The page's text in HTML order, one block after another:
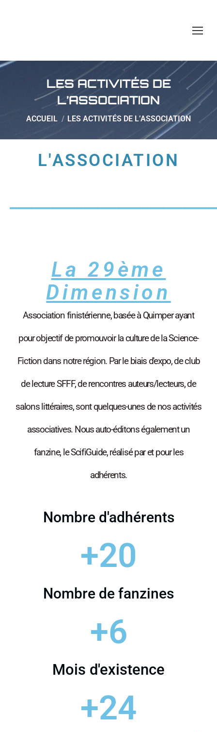
LES ACTIVITÉS DE
L’ASSOCIATION
Vous êtes ici :
ACCUEIL LES ACTIVITÉS DE L’ASSOCIATION
L'ASSOCIATION
La 29ème
Dimension
Association finistérienne, basée à Quimper ayant
pour objectif de promouvoir la culture de la Science-
Fiction dans notre région. Par le biais d'expo, de club
de lecture SFFF, de rencontres auteurs/lecteurs, de
salons littéraires, sont quelques-unes de nos activités
associatives. Nous auto-éditons également un
fanzine, le ScifiGuide, réalisé par et pour les
adhérents.
Nombre d'adhérents
+20
Nombre de fanzines
+6
Mois d'existence
+24